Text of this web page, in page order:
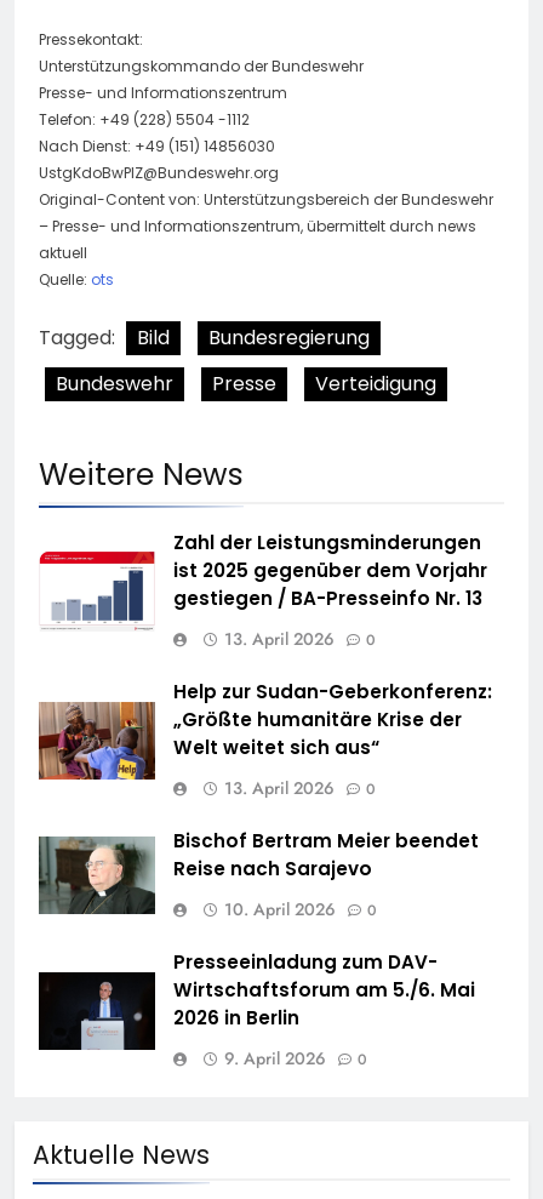
Pressekontakt:
Unterstützungskommando der Bundeswehr
Presse- und Informationszentrum
Telefon: +49 (228) 5504 -1112
Nach Dienst: +49 (151) 14856030
UstgKdoBwPIZ@Bundeswehr.org
Original-Content von: Unterstützungsbereich der Bundeswehr
– Presse- und Informationszentrum, übermittelt durch news
aktuell
Quelle: ots
Tagged: Bild
Bundesregierung
Bundeswehr
Presse Verteidigung
Weitere News
Zahl der Leistungsminderungen
ist 2025 gegenüber dem Vorjahr
gestiegen / BA-Presseinfo Nr. 13
13. April 2026 0
Help zur Sudan-Geberkonferenz:
„Größte humanitäre Krise der
Welt weitet sich aus“
13. April 2026 0
Bischof Bertram Meier beendet
Reise nach Sarajevo
10. April 2026 0
Presseeinladung zum DAV-
Wirtschaftsforum am 5./6. Mai
2026 in Berlin
9. April 2026 0
Aktuelle News